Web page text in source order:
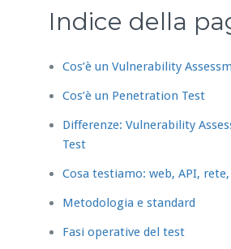
Indice della
Cos’è un Vulnerability
Cos’è un Penetration Test
Differenze: Vulnerability
Test
Cosa testiamo: web, API,
Metodologia e standard
Fasi operative del test